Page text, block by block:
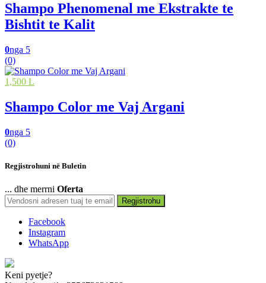
Shampo Phenomenal me Ekstrakte te
Bishtit te Kalit
0nga 5
(0)
1,500 L
Shampo Color me Vaj Argani
0nga 5
(0)
Regjistrohuni në Buletin
... dhe merrni Oferta
Regjistrohu
Facebook
Instagram
WhatsApp
Keni pyetje?